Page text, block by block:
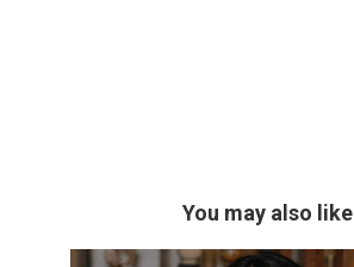
You may also like